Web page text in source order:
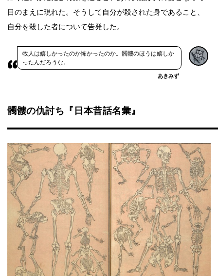
目のまえに現れた。そうして自分が殺された身であること、
自分を殺した者について告発した。
牧人は嬉しかったのか怖かったのか。髑髏のほうは嬉しか
ったんだろうな。
あきみず
髑髏の仇討ち『日本昔話名彙』